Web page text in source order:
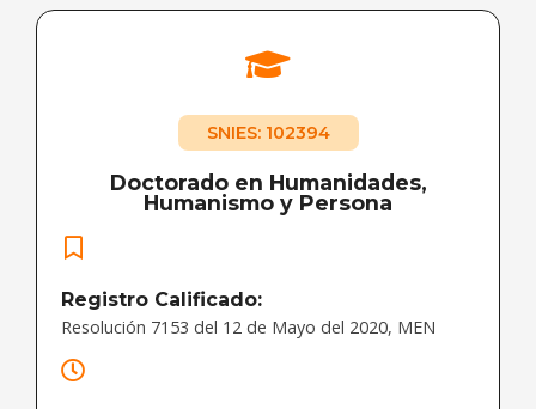
SNIES: 102394
Doctorado en Humanidades,
Humanismo y Persona
Registro Calificado:
Resolución 7153 del 12 de Mayo del 2020, MEN